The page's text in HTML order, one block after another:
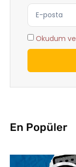
Okudum
En Popüler